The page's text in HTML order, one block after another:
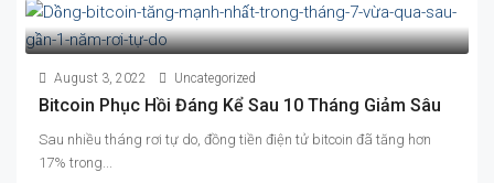
August 3, 2022 Uncategorized
Bitcoin Phục Hồi Đáng Kể Sau 10 Tháng Giảm Sâu
Sau nhiều tháng rơi tự do, đồng tiền điện tử bitcoin đã tăng hơn
17% trong...